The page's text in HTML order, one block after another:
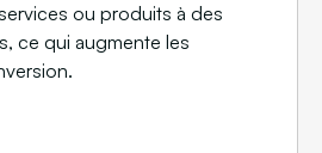
ou produits à des
ce qui augmente les